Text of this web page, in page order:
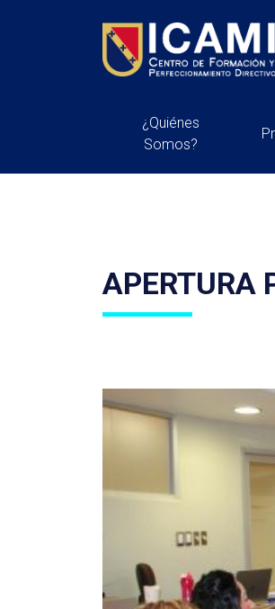
¿Quiénes
Somos?
APERTURA